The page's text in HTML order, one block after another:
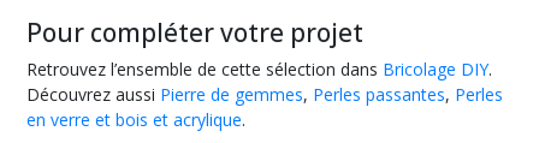
Pour compléter votre projet
Retrouvez l’ensemble de cette sélection dans Bricolage DIY.
Découvrez aussi Pierre de gemmes, Perles passantes, Perles
en verre et bois et acrylique.